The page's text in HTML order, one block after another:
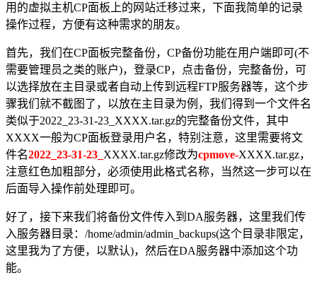
用的虚拟主机CP面板上的网站迁移过来，下面我简单的记录
操作过程，方便有这种需求的朋友。
首先，我们在CP面板完整备份，CP备份功能在用户端即可(不
需要管理员之类的账户)，登录CP，点击备份，完整备份，可
以选择放在主目录或者自动上传到远程FTP服务器等，这个步
骤我们就不截图了，以放在主目录为例，我们得到一个文件名
类似于2022_23-31-23_XXXX.tar.gz的完整备份文件，其中
XXXX一般为CP面板登录用户名，特别注意，这里需要将文
件名2022_23-31-23_ XXXX.tar.gz修改为cpmove-XXXX.tar.gz，
注意红色加粗部分，必须使用此格式名称，当然这一步可以在
后面导入操作前处理即可。
好了，接下来我们将备份文件传入到DA服务器，这里我们传
入服务器目录：/home/admin/admin_backups(这个目录非限定，
这里我为了方便，以默认)，然后在DA服务器中添加这个功
能。